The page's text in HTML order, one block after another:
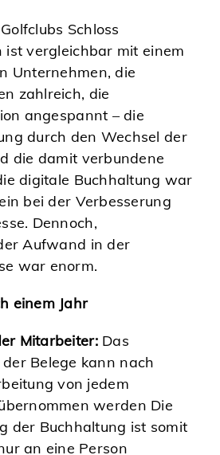
Schloss
ist vergleichbar mit einem
Unternehmen, die
zahlreich, die
angespannt – die
durch den Wechsel der
die damit verbundene
digitale Buchhaltung war
bei der Verbesserung
Dennoch,
Aufwand in der
war enorm.
einem Jahr
Mitarbeiter:Das
Belege kann nach
von jedem
werden Die
der Buchhaltung ist somit
an eine Person